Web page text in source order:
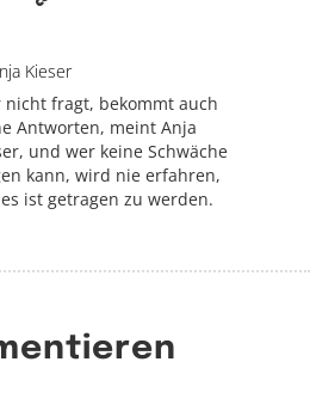
Kieser
nicht fragt, bekommt auch
Antworten, meint Anja
und wer keine Schwäche
kann, wird nie erfahren,
ist getragen zu werden.